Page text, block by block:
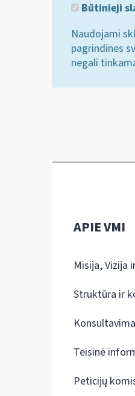
Būtinieji
Naudojami
pagrindines
negali
APIE VMI
Misija, Vizija
Struktūra ir
Teisinė
Peticijų